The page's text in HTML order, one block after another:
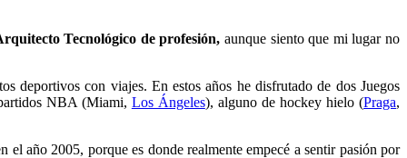
Tecnológico de profesión, aunque siento que mi lugar no
deportivos con viajes. En estos años he disfrutado de dos Juegos
NBA (Miami, Los Ángeles), alguno de hockey hielo (Praga,
el año 2005, porque es donde realmente empecé a sentir pasión por